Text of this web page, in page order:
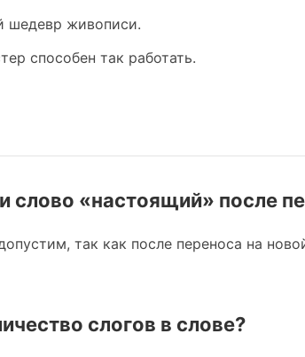
шедевр живописи.
способен так работать.
слово «настоящий» после
так как после переноса на
слогов в слове?